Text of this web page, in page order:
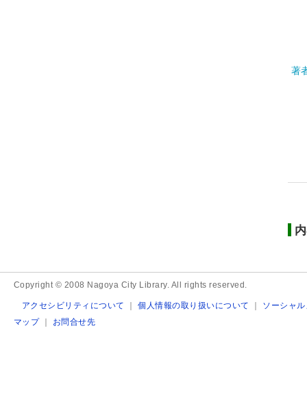
著
Copyright © 2008 Nagoya City Library. All rights reserved.
アクセシビリティについて ｜個人情報の取り扱いについて ｜ ソーシャ
マップ｜ お問合せ先